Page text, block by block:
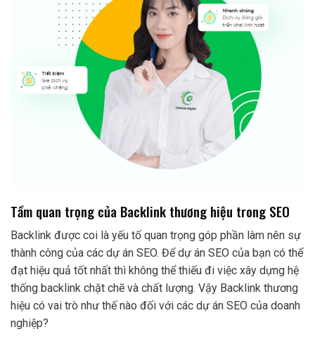
Tầm quan trọng của Backlink thương hiệu trong SEO
Backlink được coi là yếu tố quan trọng góp phần làm nên sự
thành công của các dự án SEO. Để dự án SEO của bạn có thể
đạt hiệu quả tốt nhất thì không thể thiếu đi việc xây dựng hệ
thống backlink chặt chẽ và chất lượng. Vậy Backlink thương
hiệu có vai trò như thế nào đối với các dự án SEO của doanh
nghiệp?